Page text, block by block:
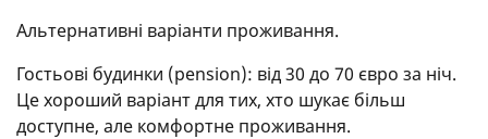
Альтернативні варіанти проживання.
Гостьові будинки (pension): від 30 до 70 євро за ніч.
Це хороший варіант для тих, хто шукає більш
доступне, але комфортне проживання.